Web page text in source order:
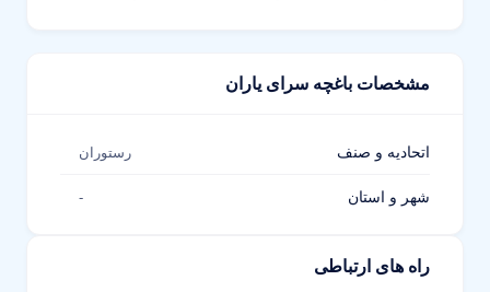
مشخصات باغچه سرای یاران
اتحادیه و صنف رستوران
شهر و استان -
راه های ارتباطی